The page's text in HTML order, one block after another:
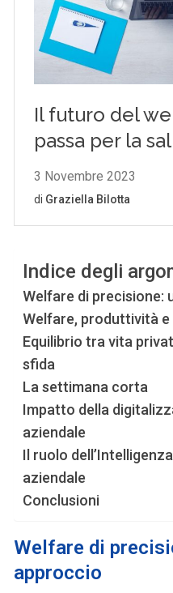
Indice degli
Welfare di precisione:
Welfare, produttività
Equilibrio tra vita
sfida
La settimana corta
Impatto della
aziendale
Il ruolo
aziendale
Conclusioni
Welfare di
approccio